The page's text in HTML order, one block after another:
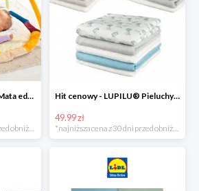
Hit cenowy - LUPILU® Mata edukacyjna dla niemowląt, 1 sztuka
*najniższa cena z 30 dni przed obniżką
Hit cenowy - LUPILU® Pieluchy tetrowe 80x80 cm, z biobawełny, 5 sztuk
49.99 zł
*najniższa cena z 30 dni przed obniżką